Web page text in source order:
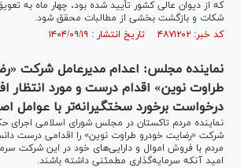
که از دیوان عالی کشور تأیید شده بود، چهار ماه به
شکات و بازگشت بخشی از مطالبات محقق شود.
کد خبر: ۴۸۷۱۲۰۲ تاریخ انتشار : ۱۴۰۴/۰۹/۱۹
نماینده مجلس: اعدام مدیرعامل شرکت
طراوت نوین» اقدام درست و مورد انتظار
درخواست برخورد سختگیرانه‌تر با عوامل
نماینده مردم تاکستان در مجلس شورای اسلامی اجرای
شرکت «رضایت خودرو طراوت نوین» را اقدامی درست
مردم با فروش اموال و دارایی‌های خود در این شرکت
امید آنکه سرمایه‌گذاری مطمئنی داشته باشند.